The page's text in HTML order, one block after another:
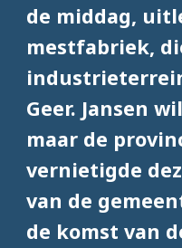
de middag,
mestfabriek,
Geer. Jansen
maar de
vernietigde
van de
de komst van